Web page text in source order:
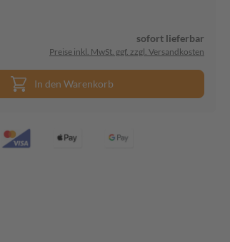
sofort lieferbar
Preise inkl. MwSt. ggf. zzgl. Versandkosten
In den Warenkorb